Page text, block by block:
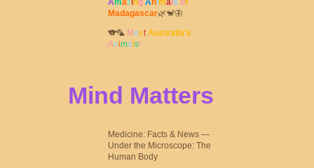
Amazing Anima s of
Madagascar🌿🐒🦋
🐨🦜 Meet Australia’s
Anima s!
Mind Matters
Medicine: Facts & News —
Under the Microscope: The
Human Body